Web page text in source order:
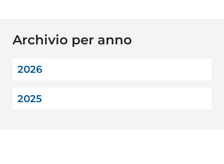
Archivio per anno
2026
2025